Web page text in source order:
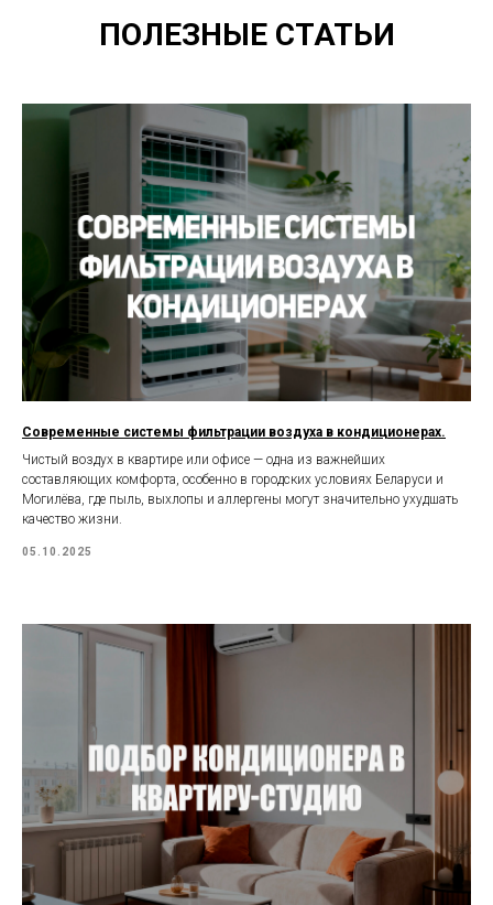
ПОЛЕЗНЫЕ СТАТЬИ
Современные системы фильтрации воздуха в кондиционерах.
Чистый воздух в квартире или офисе — одна из важнейших
составляющих комфорта, особенно в городских условиях Беларуси и
Могилёва, где пыль, выхлопы и аллергены могут значительно ухудшать
качество жизни.
05.10.2025